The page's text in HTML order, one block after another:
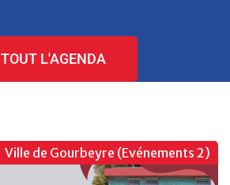
TOUT L'AGENDA
Ville de Gourbeyre (Evénements 2)